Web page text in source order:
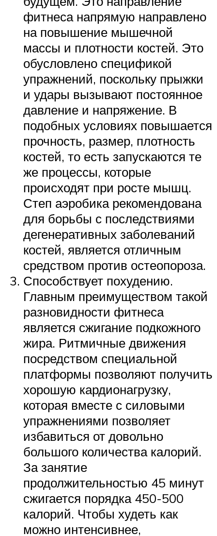
фитнеса напрямую направлено
на повышение мышечной
массы и плотности костей. Это
обусловлено спецификой
упражнений, поскольку прыжки
и удары вызывают постоянное
давление и напряжение. В
подобных условиях повышается
прочность, размер, плотность
костей, то есть запускаются те
же процессы, которые
происходят при росте мышц.
Степ аэробика рекомендована
для борьбы с последствиями
дегенеративных заболеваний
костей, является отличным
средством против остеопороза.
Способствует похудению.
Главным преимуществом такой
разновидности фитнеса
является сжигание подкожного
жира. Ритмичные движения
посредством специальной
платформы позволяют получить
хорошую кардионагрузку,
которая вместе с силовыми
упражнениями позволяет
избавиться от довольно
большого количества калорий.
За занятие
продолжительностью 45 минут
сжигается порядка 450-500
калорий. Чтобы худеть как
можно интенсивнее,